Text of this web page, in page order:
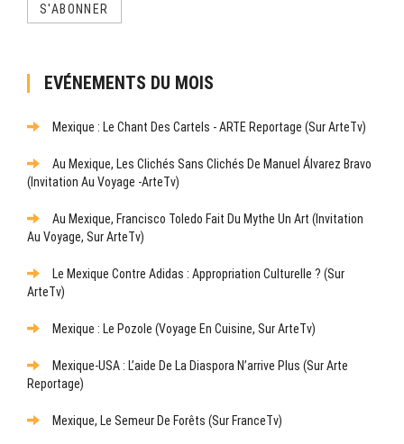
S'ABONNER
EVÉNEMENTS DU MOIS
Mexique : Le Chant Des Cartels - ARTE Reportage (sur ArteTv)
Au Mexique, Les Clichés Sans Clichés De Manuel Álvarez Bravo
(Invitation Au Voyage -ArteTv)
Au Mexique, Francisco Toledo Fait Du Mythe Un Art (Invitation
Au Voyage, Sur ArteTv)
Le Mexique Contre Adidas : Appropriation Culturelle ? (sur
ArteTv)
Mexique : Le Pozole (Voyage En Cuisine, Sur ArteTv)
Mexique-USA : L’aide De La Diaspora N’arrive Plus (sur Arte
Reportage)
Mexique, Le Semeur De Forêts (sur FranceTv)